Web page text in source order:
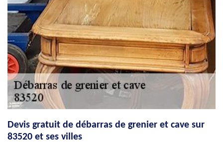
Devis gratuit de débarras de grenier et cave sur
83520 et ses villes